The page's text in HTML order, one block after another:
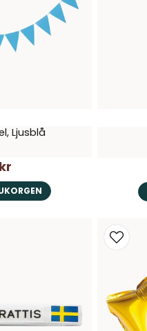
Ljusblå